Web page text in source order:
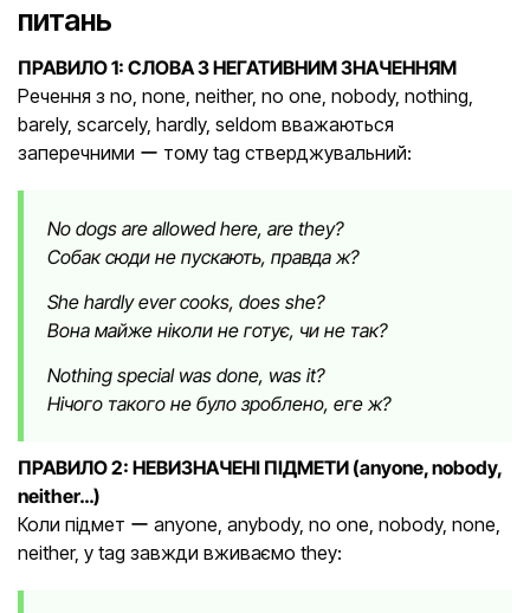
питань
ПРАВИЛО 1: СЛОВА З НЕГАТИВНИМ ЗНАЧЕННЯМ
Речення з no, none, neither, no one, nobody, nothing,
barely, scarcely, hardly, seldom вважаються
заперечними ー тому tag стверджувальний:
No dogs are allowed here, are they?
Собак сюди не пускають, правда ж?
She hardly ever cooks, does she?
Вона майже ніколи не готує, чи не так?
Nothing special was done, was it?
Нічого такого не було зроблено, еге ж?
ПРАВИЛО 2: НЕВИЗНАЧЕНІ ПІДМЕТИ (anyone, nobody,
neither…)
Коли підмет ー anyone, anybody, no one, nobody, none,
neither, у tag завжди вживаємо they: